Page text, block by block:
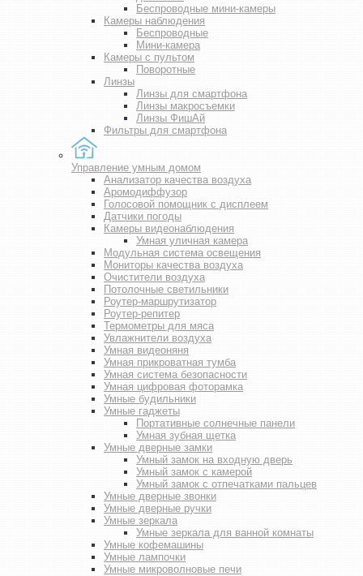
Беспроводные мини-камеры
Камеры наблюдения
Беспроводные
Мини-камера
Камеры с пультом
Поворотные
Линзы
Линзы для смартфона
Линзы макросъемки
Линзы ФишАй
Фильтры для смартфона
Управление умным домом
Анализатор качества воздуха
Аромодиффузор
Голосовой помощник с дисплеем
Датчики погоды
Камеры видеонаблюдения
Умная уличная камера
Модульная система освещения
Мониторы качества воздуха
Очистители воздуха
Потолочные светильники
Роутер-маршрутизатор
Роутер-репитер
Термометры для мяса
Увлажнители воздуха
Умная видеоняня
Умная прикроватная тумба
Умная система безопасности
Умная цифровая фоторамка
Умные будильники
Умные гаджеты
Портативные солнечные панели
Умная зубная щетка
Умные дверные замки
Умный замок на входную дверь
Умный замок с камерой
Умный замок с отпечатками пальцев
Умные дверные звонки
Умные дверные ручки
Умные зеркала
Умные зеркала для ванной комнаты
Умные кофемашины
Умные лампочки
Умные микроволновые печи